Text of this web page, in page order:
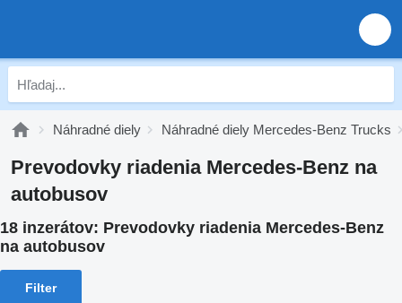
Náhradné diely Náhradné diely Mercedes-Benz Trucks
Prevodovky riadenia Mercedes-Benz na
autobusov
18 inzerátov: Prevodovky riadenia Mercedes-Benz
na autobusov
Filter